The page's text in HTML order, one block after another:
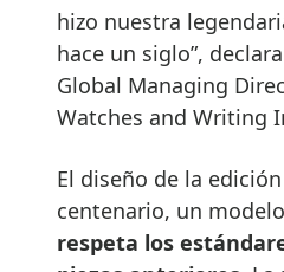
hizo nuestra
hace un siglo”,
Global Managing
Watches and Writing
El diseño de la
centenario, un
respeta los